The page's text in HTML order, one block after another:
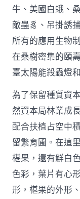
牛、美國白蛾、
敵蟲豸、吊掛誘
所有的應用生物
在桑樹密集的頤
臺太陽能殺蟲燈
為了保留種質資
然資本局林業成
配合扶植占空中
留繁育圃。在這
椹果，還有鮮白
色彩，葉片有心
形，椹果的外形